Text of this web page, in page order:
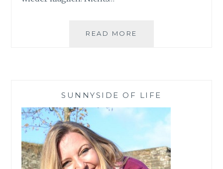
READ MORE
SUNNYSIDE OF LIFE